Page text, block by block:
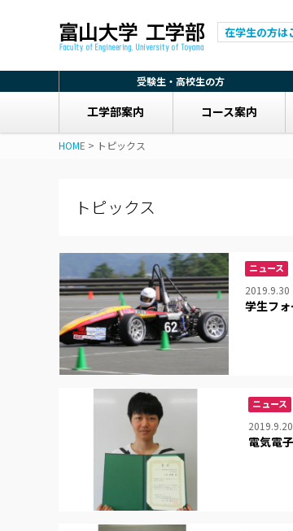
在学生の方は
受験生・高校生の方
工学部案内 コース案内
HOME > トピックス
トピックス
ニュース
2019.9.30
学生フ
ニュース
2019.9.20
電気電